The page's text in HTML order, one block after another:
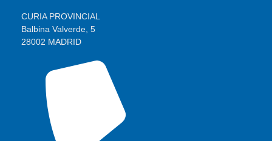
CURIA PROVINCIAL
Balbina Valverde, 5
28002 MADRID